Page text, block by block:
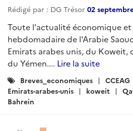
Rédigé par : DG Trésor 02
Toute l'actualité économique
hebdomadaire de l'Arabie
Emirats arabes unis, du Koweit,
du Yémen.... Lire la suite
Catégories
:
Breves_economiques CCEAG
Emirats-arabes-unis
koweit
Bahrein